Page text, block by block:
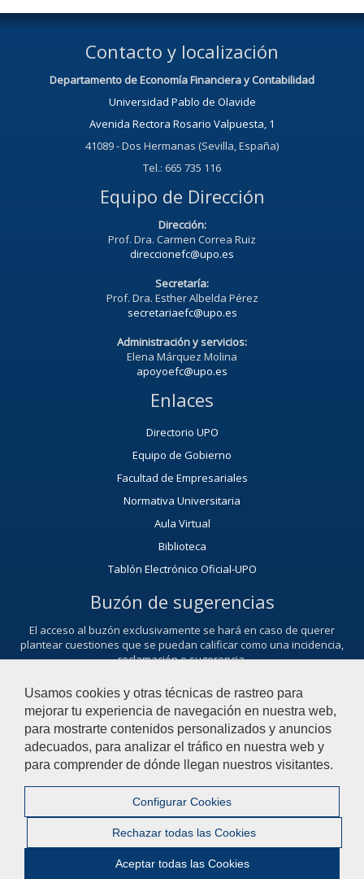
Usamos cookies y otras técnicas de rastreo para
mejorar tu experiencia de navegación en nuestra web,
para mostrarte contenidos personalizados y anuncios
adecuados, para analizar el tráfico en nuestra web y
para comprender de dónde llegan nuestros visitantes.
Configurar Cookies
Rechazar todas las Cookies
Aceptar todas las Cookies
Contacto y localización
Departamento de Economía Financiera y Contabilidad
Universidad Pablo de Olavide
Avenida Rectora Rosario Valpuesta, 1
41089 - Dos Hermanas (Sevilla, España)
Tel.: 665 735 116
Equipo de Dirección
Dirección:
Prof. Dra. Carmen Correa Ruiz
direccionefc@upo.es
Secretaría:
Prof. Dra. Esther Albelda Pérez
secretariaefc@upo.es
Administración y servicios:
Elena Márquez Molina
apoyoefc@upo.es
Enlaces
Directorio UPO
Equipo de Gobierno
Facultad de Empresariales
Normativa Universitaria
Aula Virtual
Biblioteca
Tablón Electrónico Oficial-UPO
Buzón de sugerencias
El acceso al buzón exclusivamente se hará en caso de querer
plantear cuestiones que se puedan calificar como una incidencia,
reclamación o sugerencia.
Contacta con nosotros
© 2022 Universidad Pablo de Olavide - Departamento de Economía
Aviso Legal |
Configurar cookies